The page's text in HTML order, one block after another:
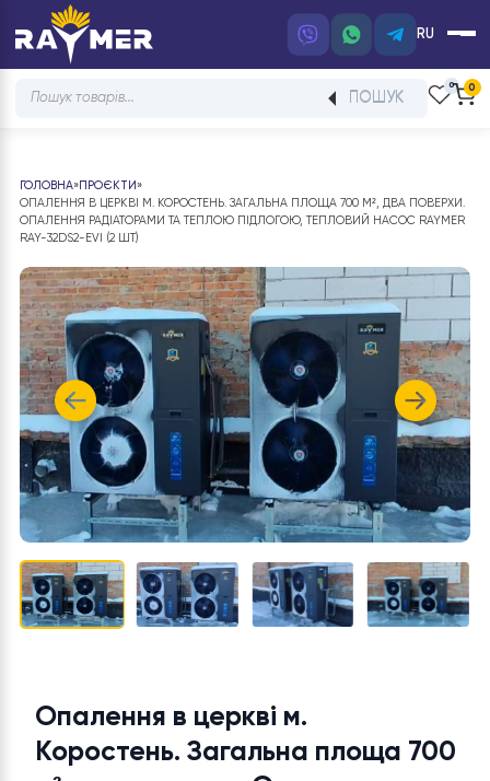
RU
Products
ПОШУК
ГОЛОВНА» ПРОЄКТИ»
ОПАЛЕННЯ В ЦЕРКВІ М. КОРОСТЕНЬ. ЗАГАЛЬНА ПЛОЩА 700 М², ДВА
ОПАЛЕННЯ РАДІАТОРАМИ ТА ТЕПЛОЮ ПІДЛОГОЮ, ТЕПЛОВИЙ НАСОС
RAY-32DS2-EVI (2 ШТ)